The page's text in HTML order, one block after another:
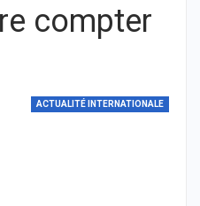
compter
ACTUALITÉ INTERNATIONALE